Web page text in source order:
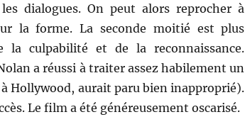
dialogues. On peut alors reprocher à
la forme. La seconde moitié est plus
culpabilité et de la reconnaissance.
a réussi à traiter assez habilement un
Hollywood, aurait paru bien inapproprié).
Le film a été généreusement oscarisé.